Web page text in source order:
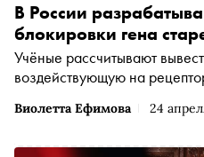
Виолетта Ефимова 24
В России
блокировки гена
Учёные рассчитывают
воздействующую на